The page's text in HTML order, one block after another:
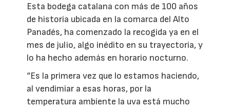
Esta bodega catalana con más de 100 años
de historia ubicada en la comarca del Alto
Panadés, ha comenzado la recogida ya en el
mes de julio, algo inédito en su trayectoria, y
lo ha hecho además en horario nocturno.
“Es la primera vez que lo estamos haciendo,
al vendimiar a esas horas, por la
temperatura ambiente la uva está mucho